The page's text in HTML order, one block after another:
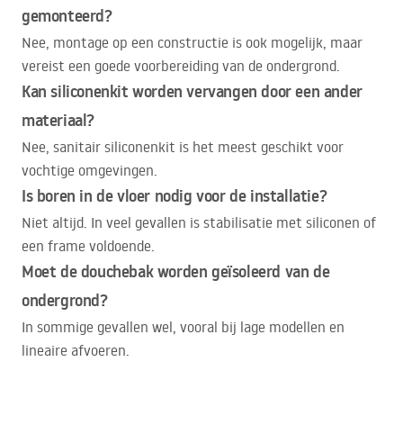
gemonteerd?
Nee, montage op een constructie is ook mogelijk, maar
vereist een goede voorbereiding van de ondergrond.
Kan siliconenkit worden vervangen door een ander
materiaal?
Nee, sanitair siliconenkit is het meest geschikt voor
vochtige omgevingen.
Is boren in de vloer nodig voor de installatie?
Niet altijd. In veel gevallen is stabilisatie met siliconen of
een frame voldoende.
Moet de douchebak worden geïsoleerd van de
ondergrond?
In sommige gevallen wel, vooral bij lage modellen en
lineaire afvoeren.